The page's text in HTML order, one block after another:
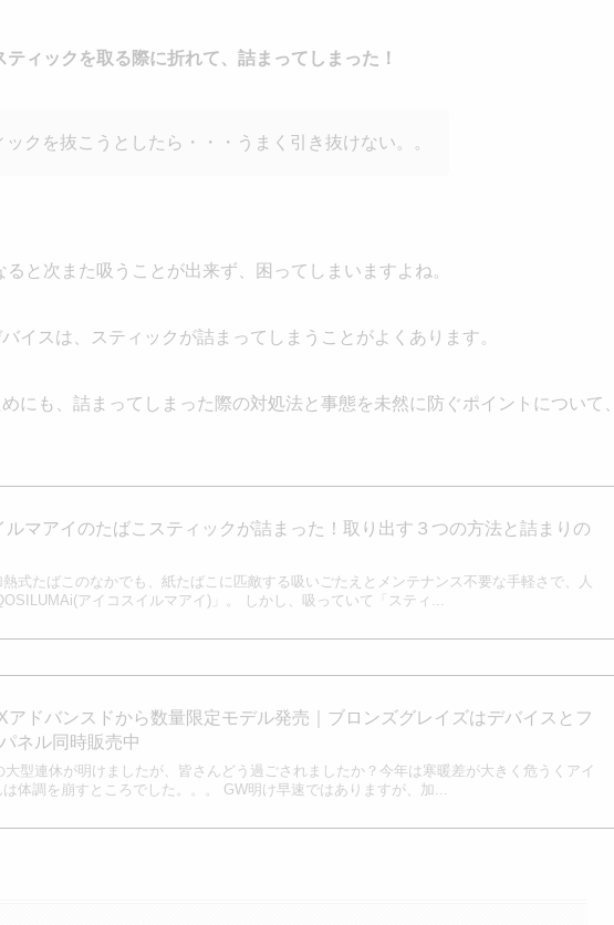
ィックを取る際に折れて、詰まってしまった！
クを抜こうとしたら・・・うまく引き抜けない。。
ると次また吸うことが出来ず、困ってしまいますよね。
イスは、スティックが詰まってしまうことがよくあります。
にも、詰まってしまった際の対処法と事態を未然に防ぐポイントについて、
ルマアイのたばこスティックが詰まった！取り出す３つの方法と詰まりの
熱式たばこのなかでも、紙たばこに匹敵する吸いごたえとメンテナンス不要な手軽さで、人
アイコスイルマアイ)」。 しかし、吸っていて「スティ...
アドバンスドから数量限定モデル発売｜ブロンズグレイズはデバイスとフ
ネル同時販売中
大型連休が明けましたが、皆さんどう過ごされましたか？今年は寒暖差が大きく危うくアイ
は体調を崩すところでした。。。 GW明け早速ではありますが、加...